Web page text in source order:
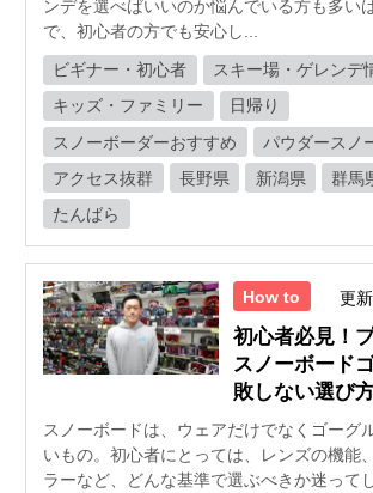
ンデを選べばいいのか悩んでいる方も多い
で、初心者の方でも安心し...
ビギナー・初心者
スキー場・ゲレンデ
キッズ・ファミリー
日帰り
スノーボーダーおすすめ
パウダースノ
アクセス抜群
長野県 新潟県 群馬
たんばら
How to 更
初心者必見！
スノーボード
敗しない選び方
スノーボードは、ウェアだけでなくゴーグ
いもの。初心者にとっては、レンズの機能
ラーなど、どんな基準で選ぶべきか迷って